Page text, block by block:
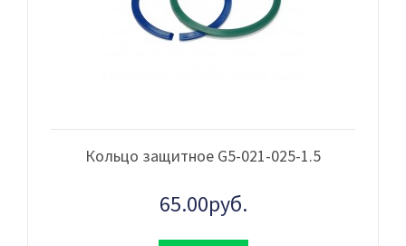
Кольцо защитное G5-021-025-1.5
65.00руб.